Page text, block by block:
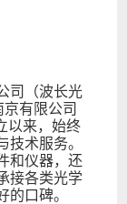
司（波长光
有限公司
以来，始终
技术服务。
和仪器，还
接各类光学
的口碑。